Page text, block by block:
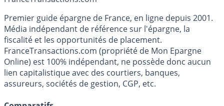
Accéder au simulateur
FranceTransactions.com
Premier guide épargne de France, en ligne depuis 2001.
Média indépendant de référence sur l'épargne, la
fiscalité et les opportunités de placement.
FranceTransactions.com (propriété de Mon Epargne
Online) est 100% indépendant, ne possède donc aucun
lien capitalistique avec des courtiers, banques,